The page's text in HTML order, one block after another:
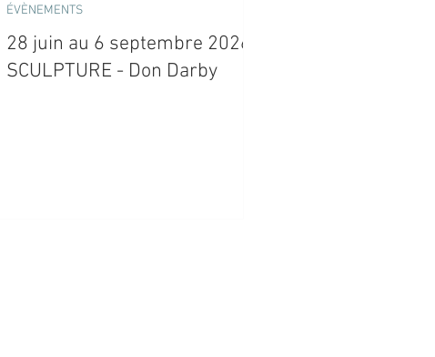
28 juin au 6 septembre 2026 -
SCULPTURE - Don Darby
ÉVÈNEMENTS